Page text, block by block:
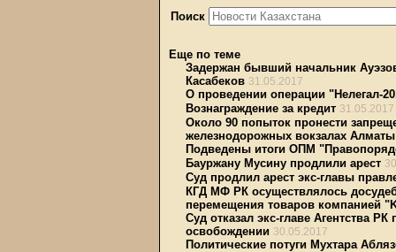
Поиск
Еще по теме
Задержан бывший начальник
Касабеков 31.05.2017
О проведении операции "Нелегал-
Вознаграждение за кредит 31.05.2017
Около 90 попыток пронести
железнодорожных вокзалах
Подведены итоги ОПМ
Бауржану Мусину продлили арест
Суд продлил арест экс-главы
КГД МФ РК осуществлялось
перемещения товаров компанией
Суд отказал экс-главе Агентства
освобождении 30.05.2017
Политические потуги Мухтара